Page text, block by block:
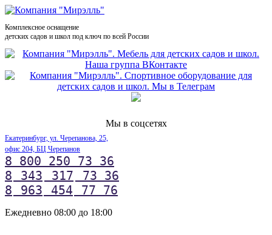
Комплексное оснащение
детских садов и школ под ключ по всей России
Мы в соцсетях
Екатеринбург, ул. Черепанова, 25,
офис 204, БЦ Черепанов
8 800 250 73 36
8
343 317
73 36
8
963 454 77 76
Ежедневно 08:00 до 18:00